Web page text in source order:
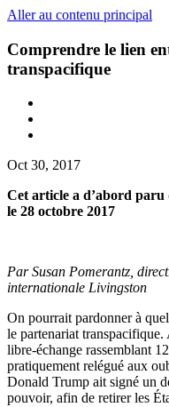
Aller au contenu principal
Comprendre le lien
transpacifique
Oct 30, 2017
Cet article a d’abord paru
le 28 octobre 2017
Par Susan Pomerantz,
internationale Livingston
On pourrait pardonner à
le partenariat
libre-échange rassemblant
pratiquement relégué aux
Donald Trump ait signé un
pouvoir, afin de retirer les